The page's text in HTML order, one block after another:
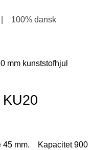
100% dansk
mm kunststofhjul
45 mm. Kapacitet 900